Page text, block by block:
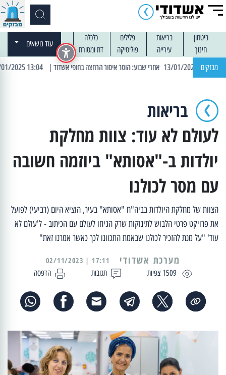
ביטחון בריאות פלילים
כלכלה
חינוך
עירייה פוליטיקה דת ומסורת
עוד נושאים
מבזקים | 13:04 14/01/2025 עובדים בלילות: עבודות קרצוף וריבוד אספלט
בריאות
לעולם לא עוד: צוות מחלקת
יולדות ב-"אסותא" ביוזמה חשובה
עם מסר לכולנו
הצוות של מחלקת היולדות בביה"ח "אסותא" בעיר, הוציא היום (רביעי) לפועל
את פרויקט פרטי הלבוש לתינוקות שרק הגיחו לעולם עם הכיתוב - ל'עולם לא
עוד' "על מנת להזכיר לכולנו שבאמת התכוונו לכך כאשר אמרנו זאת"
1509 צפיות תגובות הדפסה
מערכת אשדודי 17:11 | 02/11/2023